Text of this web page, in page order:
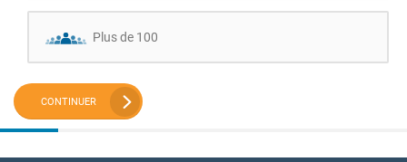
Plus de 100
CONTINUER